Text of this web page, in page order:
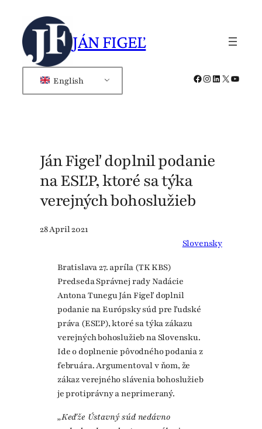
content
JÁN FIGEĽ
English Facebook
Instagram
LinkedIn
X
Ján Figeľ doplnil podanie
na ESĽP, ktoré sa týka
verejných bohoslužieb
28 April 2021
Slovensky
Bratislava 27. apríla (TK KBS)
Predseda Správnej rady Nadácie
Antona Tunegu Ján Figeľ doplnil
podanie na Európsky súd pre ľudské
práva (ESĽP), ktoré sa týka zákazu
verejných bohoslužieb na Slovensku.
Ide o doplnenie pôvodného podania z
februára. Argumentoval v ňom, že
zákaz verejného slávenia bohoslužieb
je protiprávny a neprimeraný.
„Keďže Ústavný súd nedávno